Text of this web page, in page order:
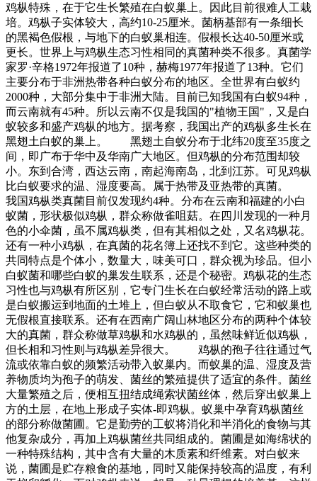
鸡枞特殊，在于它生长繁殖在白蚁巢上。因此目前很难人工栽
培。鸡枞子实体较大，高约10-25厘米。菌柄基部有一条细长
的黑褐色假根，与地下的白蚁巢相连。假根长达40-50厘米或
更长。世界上与鸡枞生态习性相同的真菌种类不很多。真菌学
家罗·辛格1972年报道了10种，赫梅1977年报道了13种。它们
主要分布于非洲热带各种白蚁分布的地区。全世界有白蚁约
2000种，大部分集中于非洲大陆。目前已知我国有白蚁94种，
而云南就有45种。所以云南不仅是我国的"植物王国"，又是白
蚁较多和盛产鸡枞的地方。据考察，我国出产的鸡枞多生长在
黑翅土白蚁的巢上。 黑翅土自蚁分布于北纬20度至35度之
间，即广布于华中及华南广大地区。但鸡枞的分布范围却较
小。东到合湾，西达云南，南起海南岛，北到江苏。可见鸡枞
比白蚁要求的温、湿度要高。属于热带及亚热带的真菌。
我国鸡枞类真菌目前仅发现约4种。分布在云南和福建的小白
蚁菌，形状极似鸡枞，群众称做雀咀菇。在四川发现的一种月
色的小伞菌，虽不属鸡枞类，但有其相似之处，又名鸡枞花。
还有一种小鸡枞，在真菌的花名簿上还找不到它。这些种类的
共同特点是个体小，数量大，味美可口，群众视为珍品。但小
白蚁菌和哪些白蚁的巢发生联系，还是个秘密。鸡枞花的生态
习性也与鸡枞有所区别，它专门生长在白蚁经常活动的路上或
是白蚁搬运到地面的土堆上，但白蚁从不取食它，它和蚁巢也
无假根直接联系。还有在西南广阔山林地区分布的两种个体较
大的真菌，群众称做草鸡枞和水鸡枞的，虽然味鲜近似鸡枞，
但长相和习性则与鸡枞差异很大。 鸡枞的孢子往往通过气
流或依靠白蚁的频繁活动带入蚁巢内。而蚁巢的温、湿度及营
养物质均为孢子的萌发、菌丝的繁殖提供了适宜的条件。菌丝
大量繁殖之后，便相互扭结成绳索状菌丝体，然后穿出蚁巢上
方的土层，在地上形成子实体-即鸡枞。蚁巢中孕育鸡枞菌丝
的部分称做菌圃。它是勤劳的工蚁将消化和半消化的食物与其
他复杂成分，再加上鸡枞菌丝共同组成的。菌圃是如海绵状的
一种特殊结构，其中含有大量的木质素和纤维素。对白蚁来
说，菌圃是贮存粮食的基地，同时又能保持较高的温度，有利